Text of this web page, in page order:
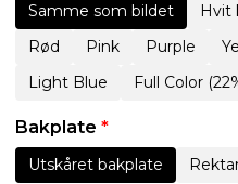
Samme som bildet Hvit
Rød
Pink Purple
Light Blue
Full Color
Bakplate *
Utskåret bakplate